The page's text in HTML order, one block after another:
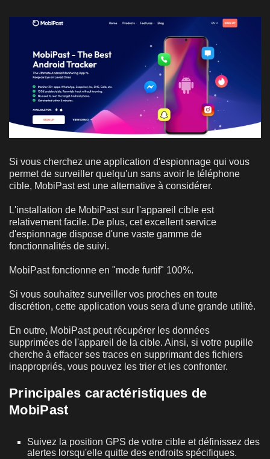
Si vous cherchez une application d'espionnage qui vous
permet de surveiller quelqu'un sans avoir le téléphone
cible, MobiPast est une alternative à considérer.
L'installation de MobiPast sur l'appareil cible est
relativement facile. De plus, cet excellent service
d'espionnage dispose d'une vaste gamme de
fonctionnalités de suivi.
MobiPast fonctionne en "mode furtif" 100%.
Si vous souhaitez surveiller vos proches en toute
discrétion, cette application vous sera d'une grande utilité.
En outre, MobiPast peut récupérer les données
supprimées de l'appareil de la cible. Ainsi, si votre pupille
cherche à effacer ses traces en supprimant des fichiers
inappropriés, vous pouvez les trier et les confronter.
Principales caractéristiques de
MobiPast
Suivez la position GPS de votre cible et définissez des
alertes lorsqu'elle quitte des endroits spécifiques.